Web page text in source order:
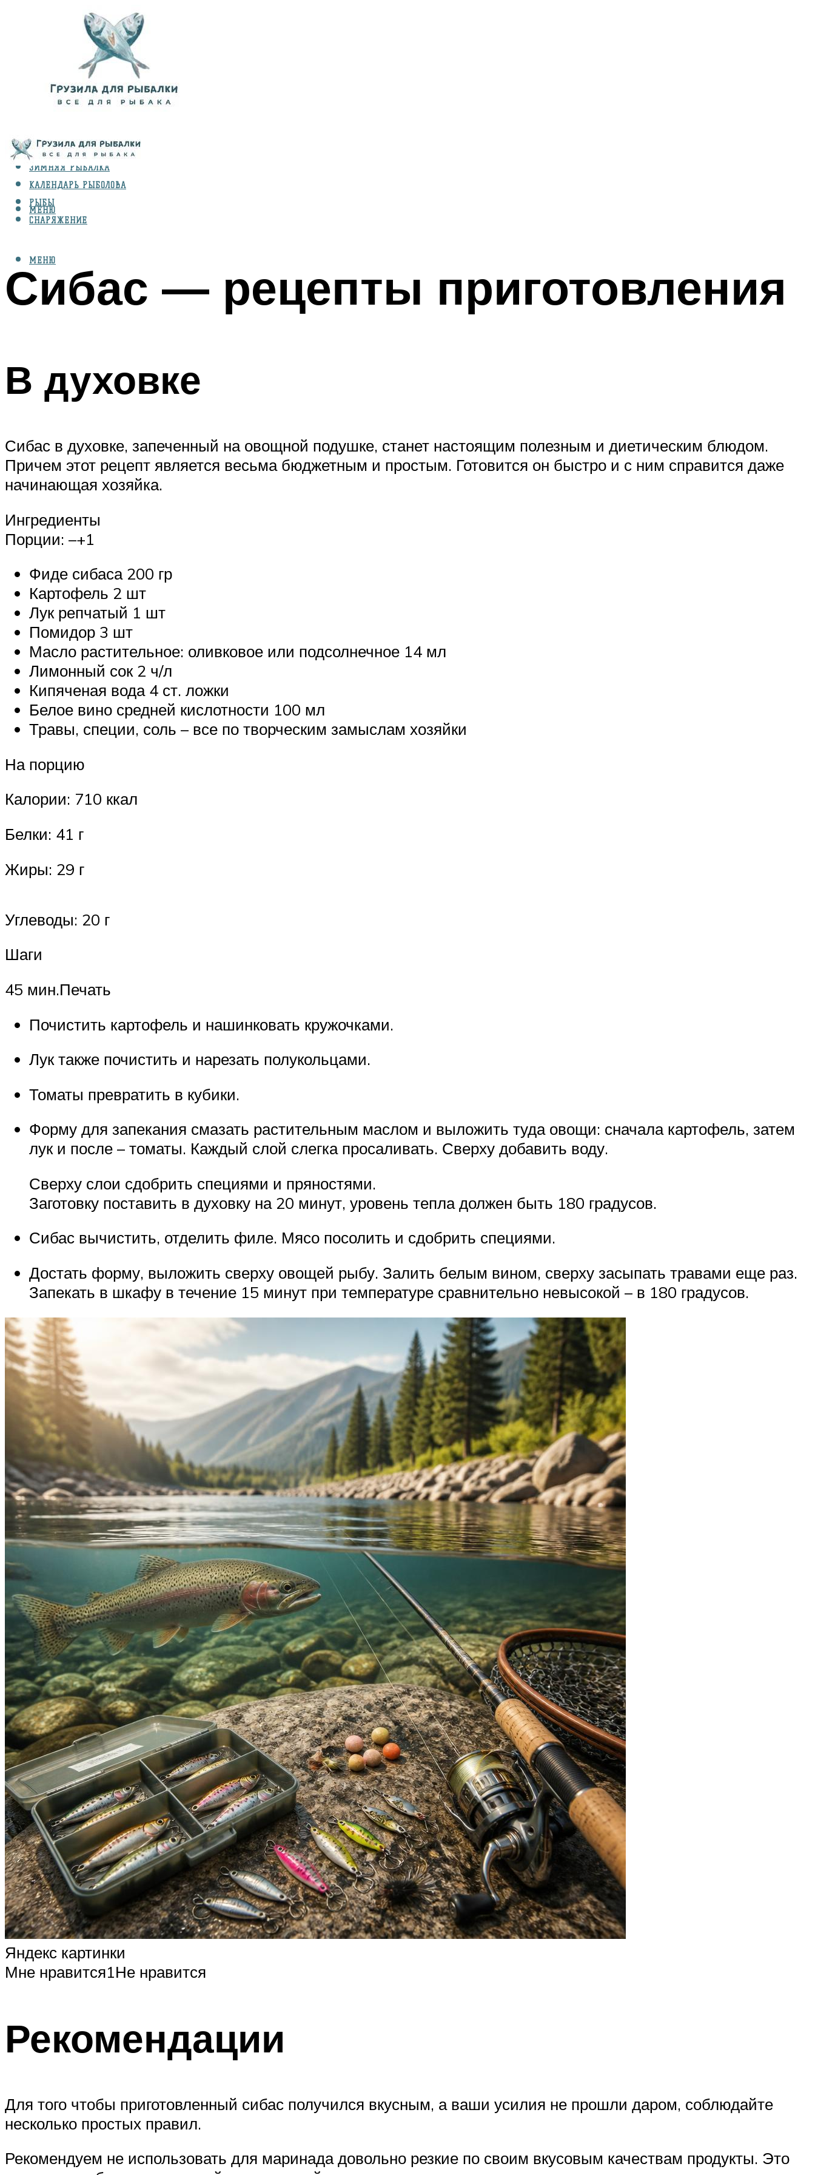
ВИДЫ ЛОВЛИ
ЗИМНЯЯ РЫБАЛКА
КАЛЕНДАРЬ РЫБОЛОВА
РЫБЫ
СНАРЯЖЕНИЕ
МЕНЮ
МЕНЮ
Сибас — рецепты приготовления
В духовке
Сибас в духовке, запеченный на овощной подушке, станет настоящим полезным и диетическим блюдом.
Причем этот рецепт является весьма бюджетным и простым. Готовится он быстро и с ним справится даже
начинающая хозяйка.
Ингредиенты
Порции: –+1
Фиде сибаса 200 гр
Картофель 2 шт
Лук репчатый 1 шт
Помидор 3 шт
Масло растительное: оливковое или подсолнечное 14 мл
Лимонный сок 2 ч/л
Кипяченая вода 4 ст. ложки
Белое вино средней кислотности 100 мл
Травы, специи, соль – все по творческим замыслам хозяйки
На порцию
Калории: 710 ккал
Белки: 41 г
Жиры: 29 г
Углеводы: 20 г
Шаги
45 мин.Печать
Почистить картофель и нашинковать кружочками.
Лук также почистить и нарезать полукольцами.
Томаты превратить в кубики.
Форму для запекания смазать растительным маслом и выложить туда овощи: сначала картофель, затем
лук и после – томаты. Каждый слой слегка просаливать. Сверху добавить воду.
Сверху слои сдобрить специями и пряностями.
Заготовку поставить в духовку на 20 минут, уровень тепла должен быть 180 градусов.
Сибас вычистить, отделить филе. Мясо посолить и сдобрить специями.
Достать форму, выложить сверху овощей рыбу. Залить белым вином, сверху засыпать травами еще раз.
Запекать в шкафу в течение 15 минут при температуре сравнительно невысокой – в 180 градусов.
Яндекс картинки
Мне нравится1Не нравится
Рекомендации
Для того чтобы приготовленный сибас получился вкусным, а ваши усилия не прошли даром, соблюдайте
несколько простых правил.
Рекомендуем не использовать для маринада довольно резкие по своим вкусовым качествам продукты. Это